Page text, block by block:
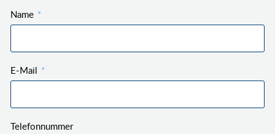
Pflichtfeld
Name *
Pflichtfeld
E-Mail *
Telefonnummer